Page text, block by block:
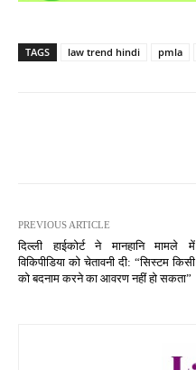
TAGS law trend hindi pmla
PREVIOUS ARTICLE
दिल्ली हाईकोर्ट ने मानहानि मामले में
विकिपीडिया को चेतावनी दी: “सिस्टम किसी
को बदनाम करने का आवरण नहीं हो सकता”